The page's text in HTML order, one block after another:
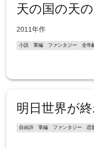
天の国の天
2011年作
小説 掌編 ファンタジー 全年
明日世界が
自由詩 掌編 ファンタジー 恋